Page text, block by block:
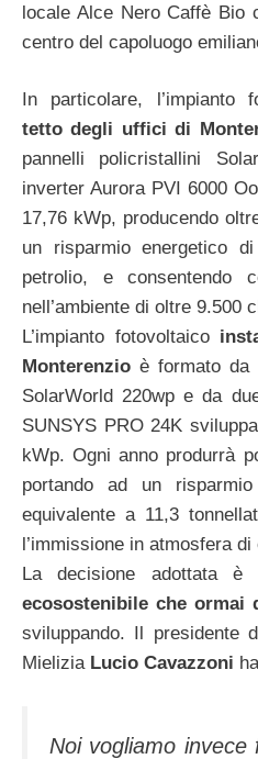
locale Alce Nero Caffè Bio
centro del capoluogo
In particolare, l’impianto
tetto degli uffici di
pannelli policristallini
inverter Aurora PVI 6000
17,76 kWp, producendo
un risparmio energetico
petrolio, e consentendo
nell’ambiente di oltre 9.500
L’impianto fotovoltaico
Monterenzio è formato da
SolarWorld 220wp e da
SUNSYS PRO 24K
kWp. Ogni anno produrrà
portando ad un
equivalente a 11,3
l’immissione in atmosfera
La decisione adottata
ecosostenibile che ormai
sviluppando. Il presidente
Mielizia Lucio Cavazzoni
Noi vogliamo